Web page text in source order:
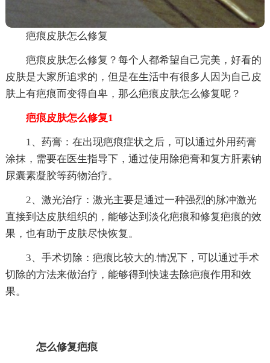
疤痕皮肤怎么修复
疤痕皮肤怎么修复？每个人都希望自己完美，好看的
皮肤是大家所追求的，但是在生活中有很多人因为自己皮
肤上有疤痕而变得自卑，那么疤痕皮肤怎么修复呢？
疤痕皮肤怎么修复1
1、药膏：在出现疤痕症状之后，可以通过外用药膏
涂抹，需要在医生指导下，通过使用除疤膏和复方肝素钠
尿囊素凝胶等药物治疗。
2、激光治疗：激光主要是通过一种强烈的脉冲激光
直接到达皮肤组织的，能够达到淡化疤痕和修复疤痕的效
果，也有助于皮肤尽快恢复。
3、手术切除：疤痕比较大的.情况下，可以通过手术
切除的方法来做治疗，能够得到快速去除疤痕作用和效
果。
怎么修复疤痕